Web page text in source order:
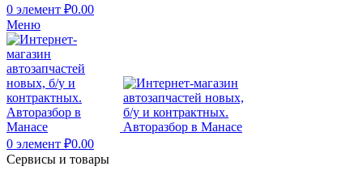
0 элемент ₽0.00
Меню
0 элемент ₽0.00
Сервисы и товары